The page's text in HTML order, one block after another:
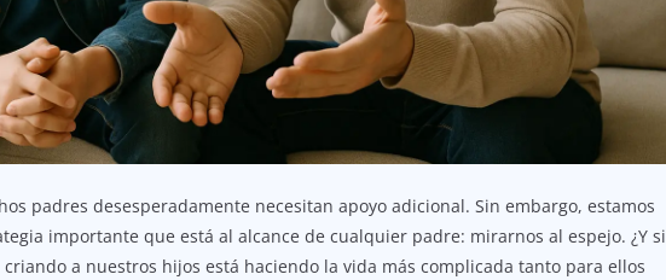
padres desesperadamente necesitan apoyo adicional. Sin embargo, estamos
importante que está al alcance de cualquier padre: mirarnos al espejo. ¿Y si
a nuestros hijos está haciendo la vida más complicada tanto para ellos